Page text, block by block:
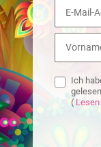
Ich
( Lesen